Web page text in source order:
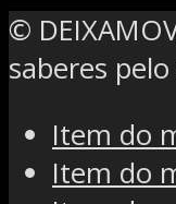
©
saberes
Item do
Item do